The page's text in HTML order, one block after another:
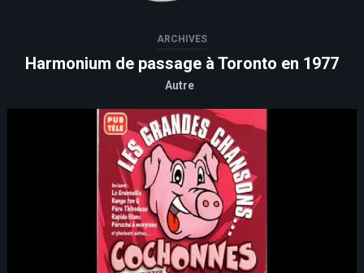
ARCHIVES
Harmonium de passage à Toronto en 1977
Autre